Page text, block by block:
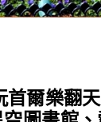
首爾樂翻